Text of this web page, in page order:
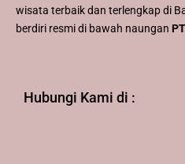
wisata terbaik dan terlengkap di
berdiri resmi di bawah naungan
Hubungi Kami di :